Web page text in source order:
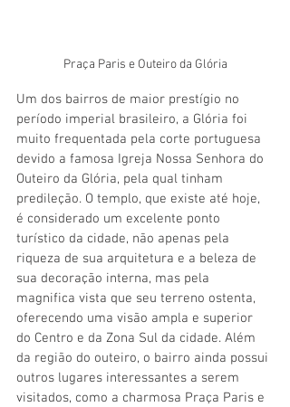
Praça Paris e Outeiro da Glória
Um dos bairros de maior prestígio no
período imperial brasileiro, a Glória foi
muito frequentada pela corte portuguesa
devido a famosa Igreja Nossa Senhora do
Outeiro da Glória, pela qual tinham
predileção. O templo, que existe até hoje,
é considerado um excelente ponto
turístico da cidade, não apenas pela
riqueza de sua arquitetura e a beleza de
sua decoração interna, mas pela
magnifica vista que seu terreno ostenta,
oferecendo uma visão ampla e superior
do Centro e da Zona Sul da cidade. Além
da região do outeiro, o bairro ainda possui
outros lugares interessantes a serem
visitados, como a charmosa Praça Paris e